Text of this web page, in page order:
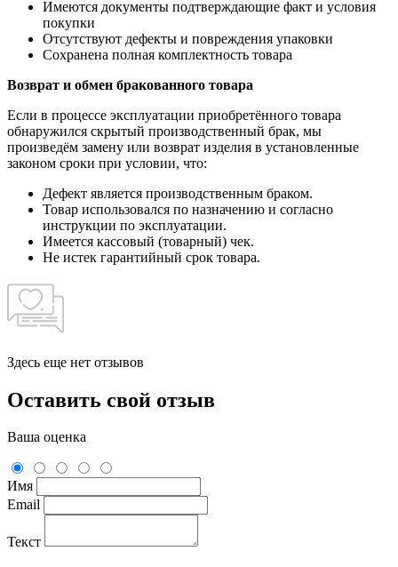
Имеются документы подтверждающие факт и условия
покупки
Отсутствуют дефекты и повреждения упаковки
Сохранена полная комплектность товара
Возврат и обмен бракованного товара
Если в процессе эксплуатации приобретённого товара
обнаружился скрытый производственный брак, мы
произведём замену или возврат изделия в установленные
законом сроки при условии, что:
Дефект является производственным браком.
Товар использовался по назначению и согласно
инструкции по эксплуатации.
Имеется кассовый (товарный) чек.
Не истек гарантийный срок товара.
Здесь еще нет отзывов
Оставить свой отзыв
Ваша оценка
Имя
Email
Текст